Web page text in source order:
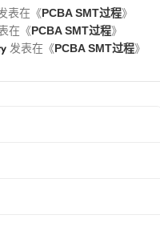
表在《PCBA SMT过程》
在《PCBA SMT过程》
发表在《PCBA SMT过程》